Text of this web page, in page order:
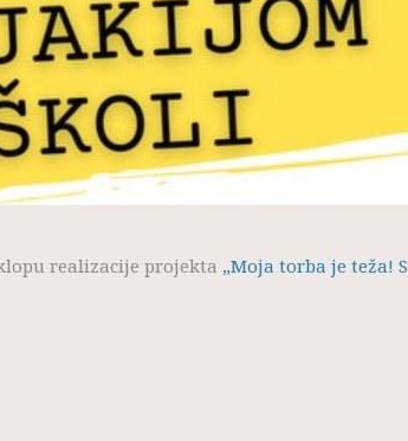
realizacije projekta „Moja torba je teža! S